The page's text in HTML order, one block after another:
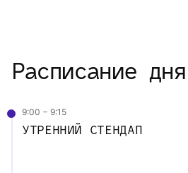
Расписание дня
9:00 − 9:15
УТРЕННИЙ СТЕНДАП